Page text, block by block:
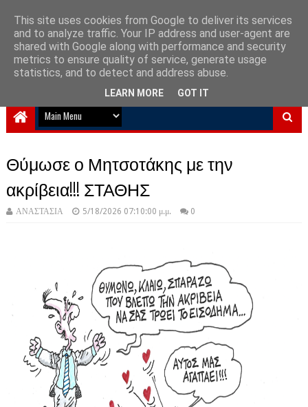
NewPlanet09
Ειδήσεις νέα από την Ελλάδα και τον κόσμο
Θύμωσε ο Μητσοτάκης με την
ακρίβεια!!! ΣΤΑΘΗΣ
ΑΝΑΣΤΑΣΙΑ 5/18/2026 07:10:00 μ.μ. 0
This site uses cookies from Google to deliver its services
and to analyze traffic. Your IP address and user-agent are
shared with Google along with performance and security
metrics to ensure quality of service, generate usage
statistics, and to detect and address abuse.
LEARN MORE GOT IT